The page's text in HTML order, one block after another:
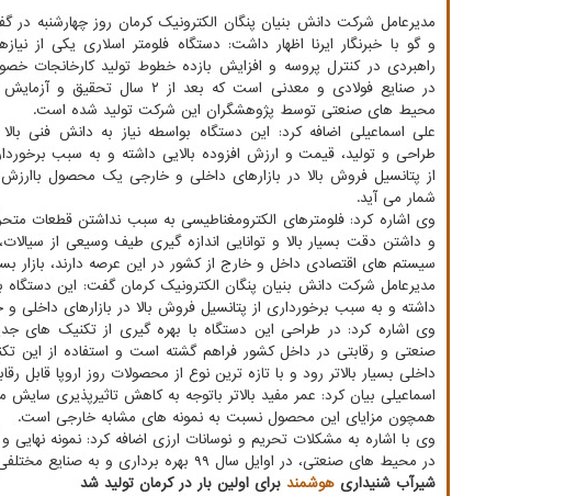
مدیرعامل شرکت دانش بنیان پنگان الکترونیک کرمان روز چهارشنبه در
و گو با خبرنگار ایرنا اظهار داشت: دستگاه فلومتر اسلاری یکی از
راهبردی در کنترل پروسه و افزایش بازده خطوط تولید کارخانجات
در صنایع فولادی و معدنی است که بعد از ۲ سال تحقیق و
محیط های صنعتی توسط پژوهشگران این شرکت تولید شده است.
علی اسماعیلی اضافه کرد: این دستگاه بواسطه نیاز به دانش فنی
طراحی و تولید، قیمت و ارزش افزوده بالایی داشته و به سبب
از پتانسیل فروش بالا در بازارهای داخلی و خارجی یک محصول باارزش
شمار می آید.
وی اشاره کرد: فلومترهای الکترومغناطیسی به سبب نداشتن قطعات
و داشتن دقت بسیار بالا و توانایی اندازه گیری طیف وسیعی از
سیستم های اقتصادی داخل و خارج از کشور در این عرصه دارند، بازار
مدیرعامل شرکت دانش بنیان پنگان الکترونیک کرمان گفت: این
داشته و به سبب برخورداری از پتانسیل فروش بالا در بازارهای
وی اشاره کرد: در طراحی این دستگاه با بهره گیری از تکنیک های
صنعتی و رقابتی در داخل کشور فراهم گشته است و استفاده از
داخلی بسیار بالاتر رود و با تازه ترین نوع از محصولات روز اروپا قابل
اسماعیلی بیان کرد: عمر مفید بالاتر باتوجه به کاهش تاثیرپذیری سایش
همچون مزایای این محصول نسبت به نمونه های مشابه خارجی است.
در محیط های صنعتی، در اوایل سال ۹۹ بهره برداری و به صنایع مختلفی ارائه شد.
شیرآب شنیداری هوشمند برای اولین بار در کرمان تولید شد